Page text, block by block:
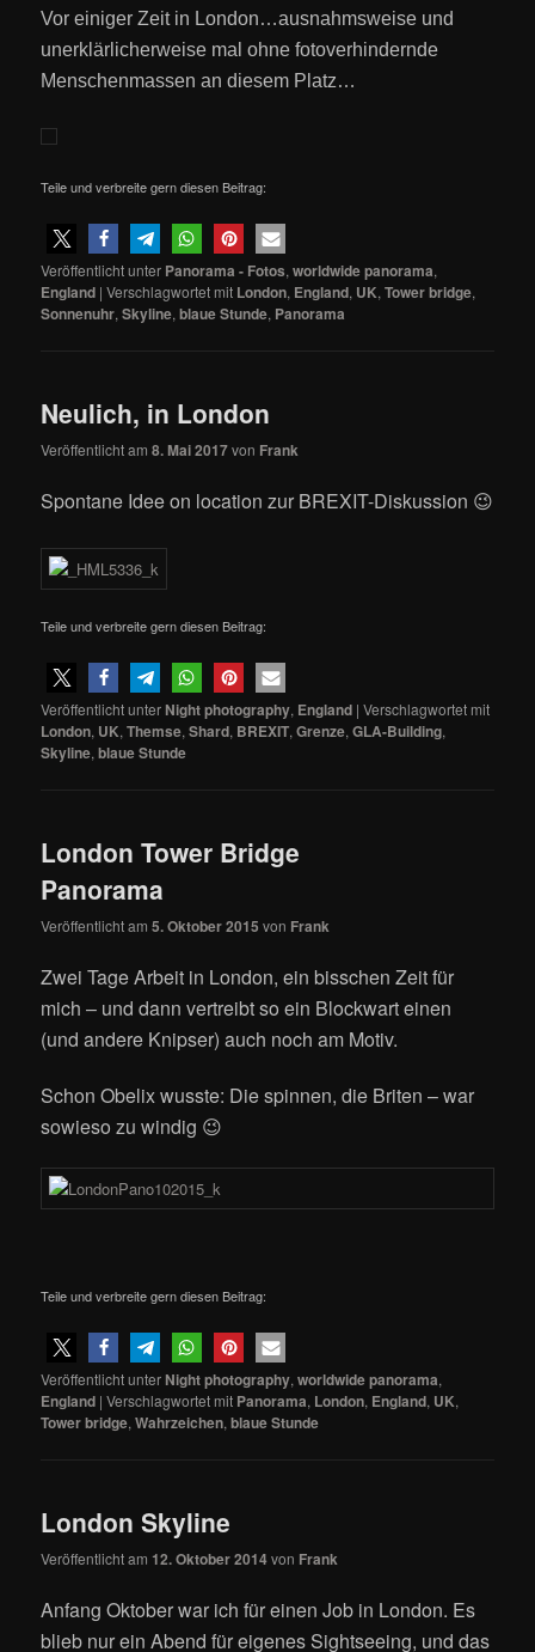
Vor einiger Zeit in London…ausnahmsweise und
unerklärlicherweise mal ohne fotoverhindernde
Menschenmassen an diesem Platz…
Teile und verbreite gern diesen Beitrag:
Veröffentlicht unter Panorama - Fotos,worldwide panorama,
England |Verschlagwortet mit London, England, UK,Tower bridge,
Sonnenuhr,Skyline,blaue Stunde, Panorama
Neulich, in London
Veröffentlicht am8. Mai 2017von Frank
Spontane Idee on location zur BREXIT-Diskussion 😉
Teile und verbreite gern diesen Beitrag:
Veröffentlicht unter Night photography, England |Verschlagwortet mit
London, UK,Themse,Shard, BREXIT,Grenze,GLA-Building,
Skyline,blaue Stunde
London Tower Bridge
Panorama
Veröffentlicht am5. Oktober 2015 von Frank
Zwei Tage Arbeit in London, ein bisschen Zeit für
mich – und dann vertreibt so ein Blockwart einen
(und andere Knipser) auch noch am Motiv.
Schon Obelix wusste: Die spinnen, die Briten – war
sowieso zu windig 😉
Teile und verbreite gern diesen Beitrag:
Veröffentlicht unter Night photography,worldwide panorama,
England |Verschlagwortet mit Panorama, London, England, UK,
Tower bridge,Wahrzeichen,blaue Stunde
London Skyline
Veröffentlicht am 12. Oktober 2014von Frank
Anfang Oktober war ich für einen Job in London. Es
blieb nur ein Abend für eigenes Sightseeing, und das